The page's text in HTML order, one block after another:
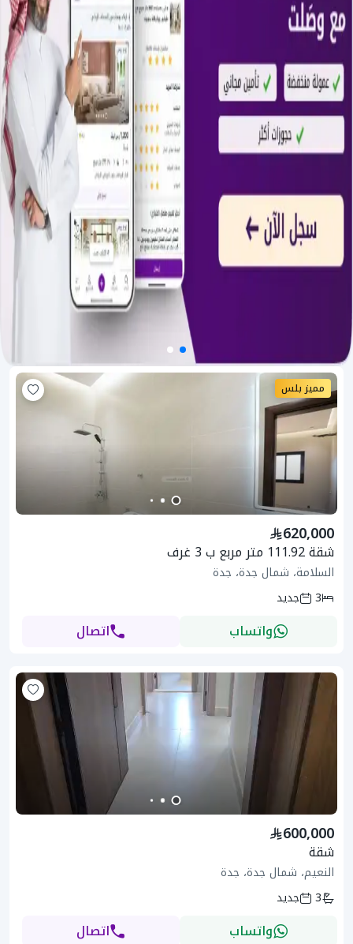
مميز بلس
620,000
شقة 111.92 متر مربع ب 3 غرف
السلامة، شمال جدة، جدة
3
جديد
واتساب اتصال
600,000
شقة
النعيم، شمال جدة، جدة
3
جديد
واتساب اتصال